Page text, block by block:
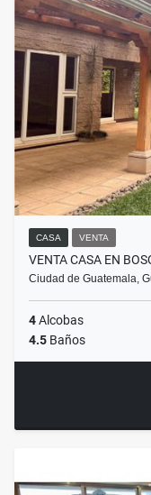
CASA VENTA
VENTA CASA EN
Ciudad de Guatemala,
4Alcobas
4.5 Baños